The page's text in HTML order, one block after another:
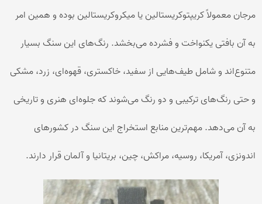
مرجان معمولاً کریپتوکریستالین یا میکروکریستالین بوده و همین امر
به آن بافتی یکنواخت و فشرده می‌بخشد. رنگ‌های این سنگ بسیار
متنوع‌اند و شامل طیف‌هایی از سفید، خاکستری، قهوه‌ای، زرد، مشکی
و حتی رنگ‌های ترکیبی و دو رنگ می‌شوند که جلوه‌ای هنری و تاریخی
به آن می‌دهد. مهم‌ترین منابع استخراج این سنگ در کشورهای
اندونزی، آمریکا، روسیه، مراکش، چین، بریتانیا و آلمان قرار دارند.